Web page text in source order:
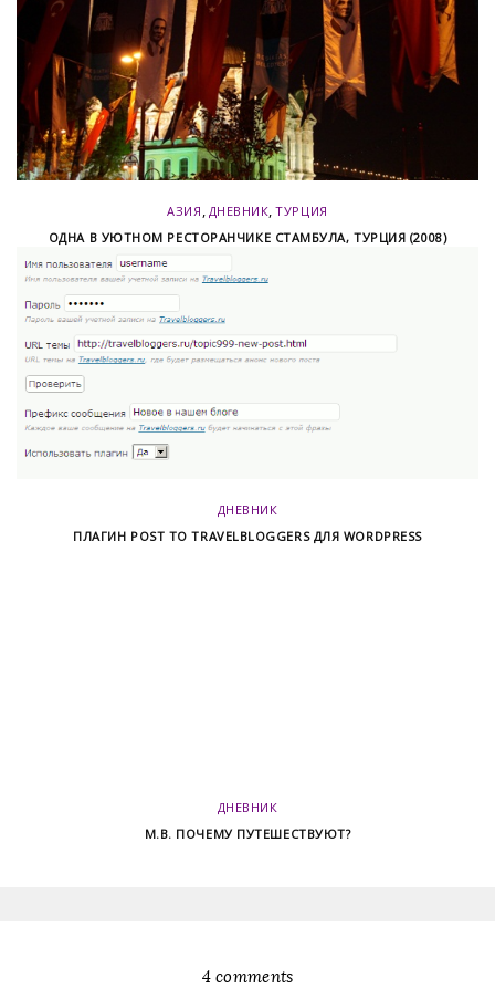
АЗИЯ , ДНЕВНИК,ТУРЦИЯ
ОДНА В УЮТНОМ РЕСТОРАНЧИКЕ СТАМБУЛА, ТУРЦИЯ (2008)
ДНЕВНИК
ПЛАГИН POST TO TRAVELBLOGGERS ДЛЯ WORDPRESS
ДНЕВНИК
М.В. ПОЧЕМУ ПУТЕШЕСТВУЮТ?
4 comments